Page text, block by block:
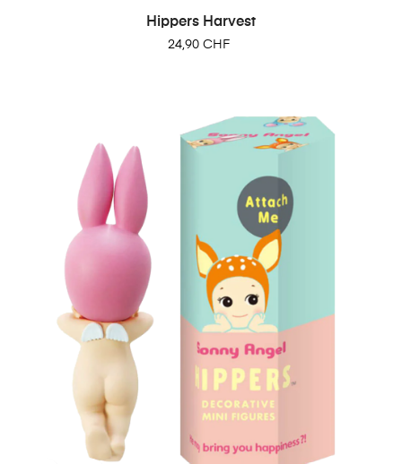
Hippers Harvest
24,90 CHF